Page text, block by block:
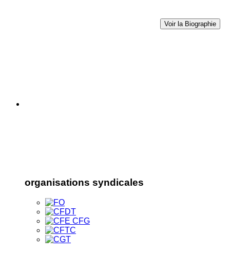
Voir la Biographie
organisations syndicales